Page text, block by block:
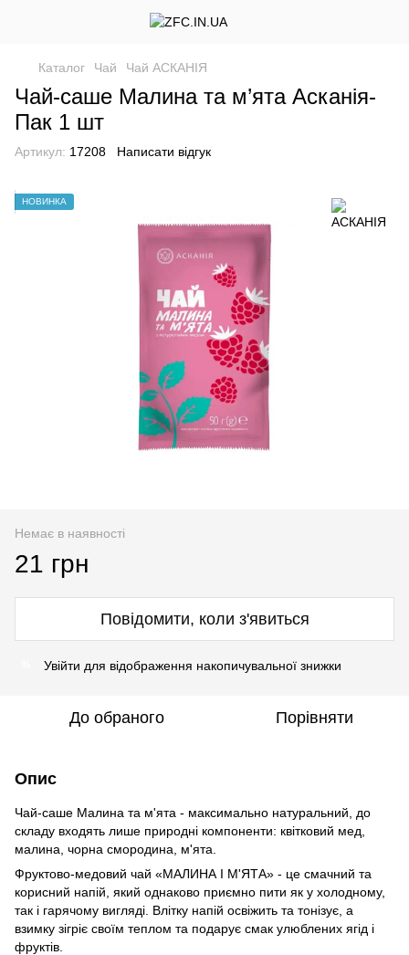
Каталог Чай Чай АСКАНІЯ
Чай-саше Малина та м’ята Асканія-
Пак 1 шт
Артикул: 17208 Написати відгук
НОВИНКА
Немає в наявності
21 грн
Повідомити, коли з'явиться
Увійти для відображення накопичувальної знижки
До обраного Порівняти
Опис
Чай-саше Малина та м'ята - максимально натуральний, до
складу входять лише природні компоненти: квітковий мед,
малина, чорна смородина, м'ята.
Фруктово-медовий чай «МАЛИНА І М'ЯТА» - це смачний та
корисний напій, який однаково приємно пити як у холодному,
так і гарячому вигляді. Влітку напій освіжить та тонізує, а
взимку зігріє своїм теплом та подарує смак улюблених ягід і
фруктів.